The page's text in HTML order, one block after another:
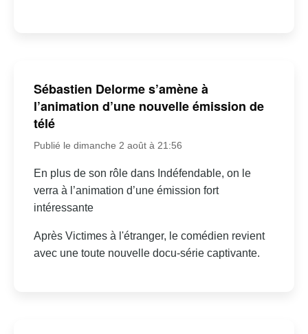
Sébastien Delorme s’amène à
l’animation d’une nouvelle émission de
télé
Publié le dimanche 2 août à 21:56
En plus de son rôle dans Indéfendable, on le
verra à l’animation d’une émission fort
intéressante
Après Victimes à l'étranger, le comédien revient
avec une toute nouvelle docu-série captivante.